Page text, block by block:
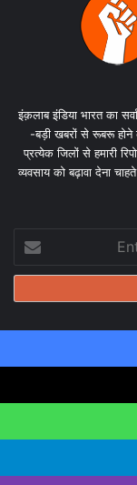
इंक़लाब इंडिया भारत का
-बड़ी खबरों से रूबरू
प्रत्येक जिलों से हमारी
व्यवसाय को बढ़ावा देना
your
Email
© Copyright 2026,
Facebook
X
WhatsApp
Telegram